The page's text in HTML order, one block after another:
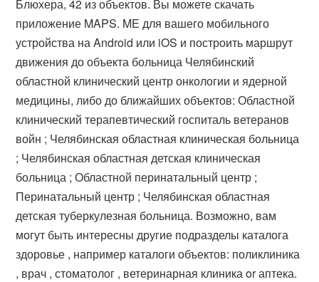
Блюхера, 42 из объектов. Вы можете скачать
приложение MAPS. ME для вашего мобильного
устройства на Android или iOS и построить маршрут
движения до объекта больница Челябинский
областной клинический центр онкологии и ядерной
медицины, либо до ближайших объектов: Областной
клинический терапевтический госпиталь ветеранов
войн ; Челябинская областная клиническая больница
; Челябинская областная детская клиническая
больница ; Областной перинатальный центр ;
Перинатальный центр ; Челябинская областная
детская туберкулезная больница. Возможно, вам
могут быть интересны другие подразделы каталога
здоровье , например каталоги объектов: поликлиника
, врач , стоматолог , ветеринарная клиника or аптека.